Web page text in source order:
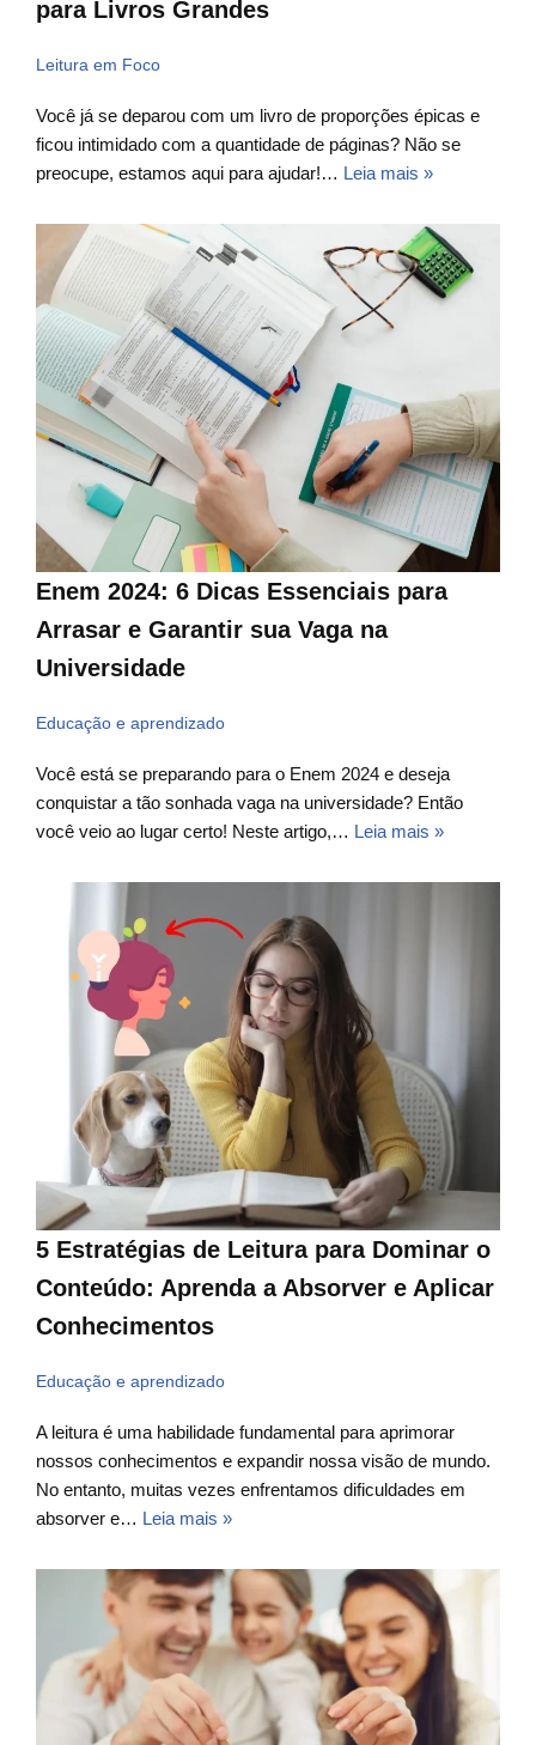
para Livros Grandes
Leitura em Foco
Você já se deparou com um livro de proporções épicas e
ficou intimidado com a quantidade de páginas? Não se
preocupe, estamos aqui para ajudar!… Leia mais »
Enem 2024: 6 Dicas Essenciais para
Arrasar e Garantir sua Vaga na
Universidade
Educação e aprendizado
Você está se preparando para o Enem 2024 e deseja
conquistar a tão sonhada vaga na universidade? Então
você veio ao lugar certo! Neste artigo,… Leia mais »
5 Estratégias de Leitura para Dominar o
Conteúdo: Aprenda a Absorver e Aplicar
Conhecimentos
Educação e aprendizado
A leitura é uma habilidade fundamental para aprimorar
nossos conhecimentos e expandir nossa visão de mundo.
No entanto, muitas vezes enfrentamos dificuldades em
absorver e… Leia mais »